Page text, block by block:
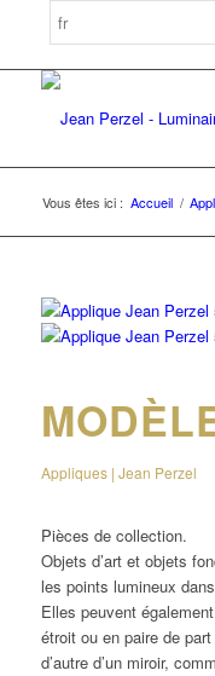
Vous êtes ici : Accueil /
Appliques | Jean Perzel
Pièces de collection.
Objets d’art et objets
les points lumineux
Elles peuvent
étroit ou en paire de
d’autre d’un miroir,